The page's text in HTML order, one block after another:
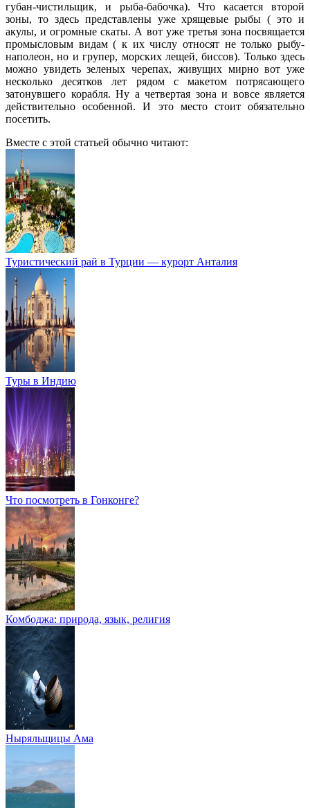
губан-чистильщик, и рыба-бабочка). Что касается второй
зоны, то здесь представлены уже хрящевые рыбы ( это и
акулы, и огромные скаты. А вот уже третья зона посвящается
промысловым видам ( к их числу относят не только рыбу-
наполеон, но и групер, морских лещей, биссов). Только здесь
можно увидеть зеленых черепах, живущих мирно вот уже
несколько десятков лет рядом с макетом потрясающего
затонувшего корабля. Ну а четвертая зона и вовсе является
действительно особенной. И это место стоит обязательно
посетить.
Вместе с этой статьей обычно читают:
Туристический рай в Турции — курорт Анталия
Туры в Индию
Что посмотреть в Гонконге?
Комбоджа: природа, язык, религия
Ныряльщицы Ама